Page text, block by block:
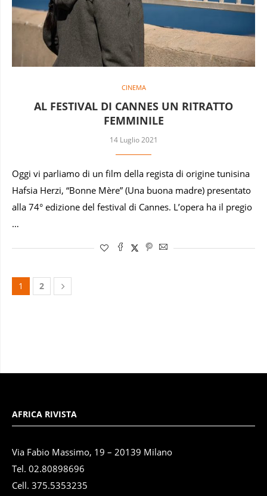
CINEMA
AL FESTIVAL DI CANNES UN RITRATTO
FEMMINILE
14 Luglio 2021
Oggi vi parliamo di un film della regista di origine tunisina
Hafsia Herzi, “Bonne Mère” (Una buona madre) presentato
alla 74° edizione del festival di Cannes. L’opera ha il pregio
…
1 2
AFRICA RIVISTA
Via Fabio Massimo, 19 – 20139 Milano
Tel. 02.80898696
Cell. 375.5353235